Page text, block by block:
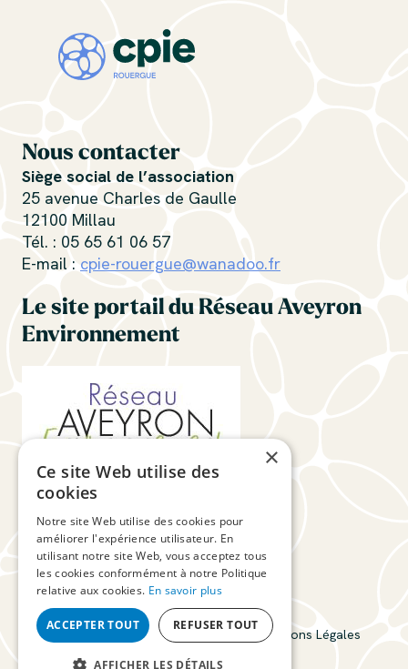
Nous contacter
Siège social de l’association
25 avenue Charles de Gaulle
12100 Millau
Tél. : 05 65 61 06 57
E-mail : cpie-rouergue@wanadoo.fr
Le site portail du Réseau Aveyron
Environnement
Suivez-nous
CPIE du Rouergue © 2026 Connexion
Mentions Légales
Plan du site
×
Ce site Web utilise des
cookies
Notre site Web utilise des cookies pour
améliorer l'expérience utilisateur. En
utilisant notre site Web, vous acceptez tous
les cookies conformément à notre Politique
relative aux cookies. En savoir plus
ACCEPTER TOUT REFUSER TOUT
AFFICHER LES DÉTAILS